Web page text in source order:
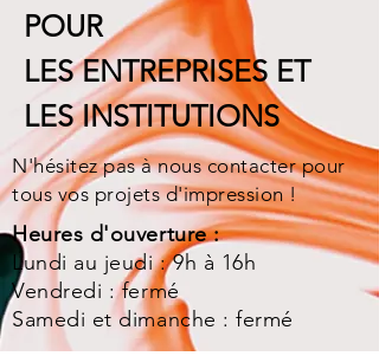
POUR
LES ENTREPRISES ET
LES INSTITUTIONS
N'hésitez pas à nous contacter pour
tous vos projets d'impression !
Heures d'ouverture :
Lundi au jeudi : 9h à 16h
Vendredi : fermé
Samedi et dimanche : fermé